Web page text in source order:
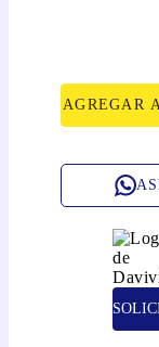
AGREGAR